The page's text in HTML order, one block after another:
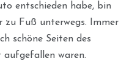
entschieden habe, bin
zu Fuß unterwegs. Immer
schöne Seiten des
waren.